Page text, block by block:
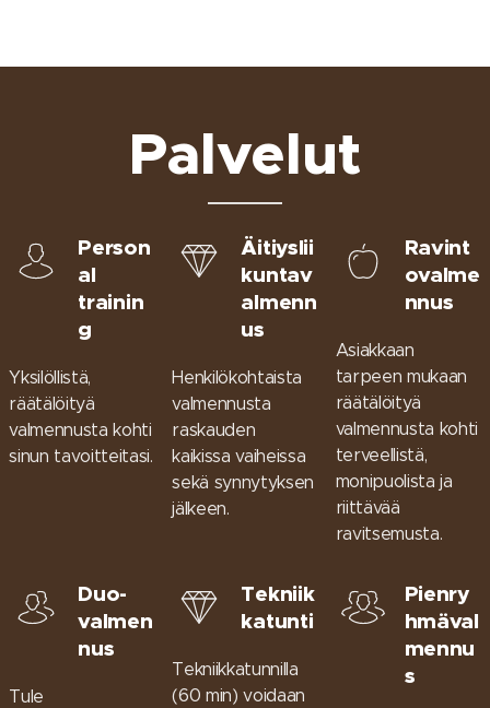
Palvelut
Person
al
trainin
g
Yksilöllistä,
räätälöityä
valmennusta kohti
sinun tavoitteitasi.
Äitiyslii
kuntav
almenn
us
Henkilökohtaista
valmennusta
raskauden
kaikissa vaiheissa
sekä synnytyksen
jälkeen.
Ravint
ovalme
nnus
Asiakkaan
tarpeen mukaan
räätälöityä
valmennusta kohti
terveellistä,
monipuolista ja
riittävää
ravitsemusta.
Duo-
valmen
nus
Tule
Tekniik
katunti
Tekniikkatunnilla
(60 min) voidaan
Pienry
hmäval
mennu
s